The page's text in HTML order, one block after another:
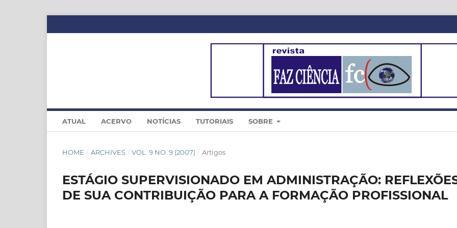
ATUAL ACERVO NOTÍCIAS TUTORIAIS SOBRE
HOME / ARCHIVES / VOL. 9 NO. 9 (2007) / Artigos
ESTÁGIO SUPERVISIONADO EM ADMINISTRAÇÃO:
DE SUA CONTRIBUIÇÃO PARA A FORMAÇÃO PROFISSIONAL